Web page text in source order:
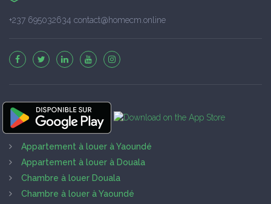
+237 695032634 contact@homecm.online
Appartement à louer à Yaoundé
Appartement à louer à Douala
Chambre à louer Douala
Chambre à louer à Yaoundé